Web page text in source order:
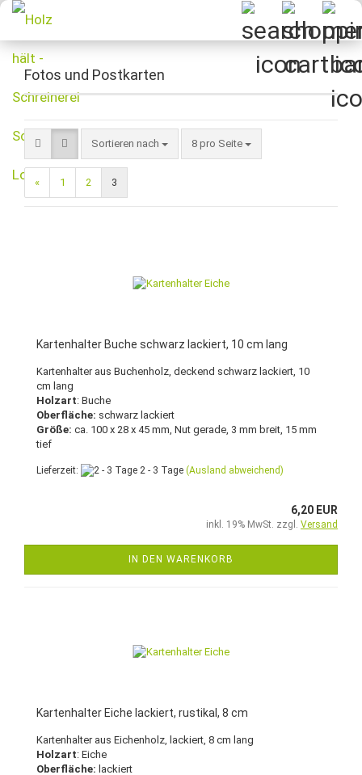
Fotos und Postkarten
Sortieren nach
Sortieren nach 8 pro Seite
pro Seite
« 1 2 3
Kartenhalter Buche schwarz lackiert, 10 cm lang
Kartenhalter aus Buchenholz, deckend schwarz lackiert, 10
cm lang
Holzart: Buche
Oberfläche: schwarz lackiert
Größe: ca. 100 x 28 x 45 mm, Nut gerade, 3 mm breit, 15 mm
tief
Lieferzeit: 2 - 3 Tage (Ausland abweichend)
6,20 EUR
inkl. 19% MwSt. zzgl. Versand
IN DEN WARENKORB
Kartenhalter Eiche lackiert, rustikal, 8 cm
Kartenhalter aus Eichenholz, lackiert, 8 cm lang
Holzart: Eiche
Oberfläche: lackiert